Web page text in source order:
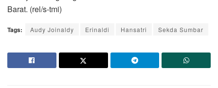
Barat. (rel/s-tmi)
Tags: Audy Joinaldy Erinaldi Hansatri Sekda Sumbar